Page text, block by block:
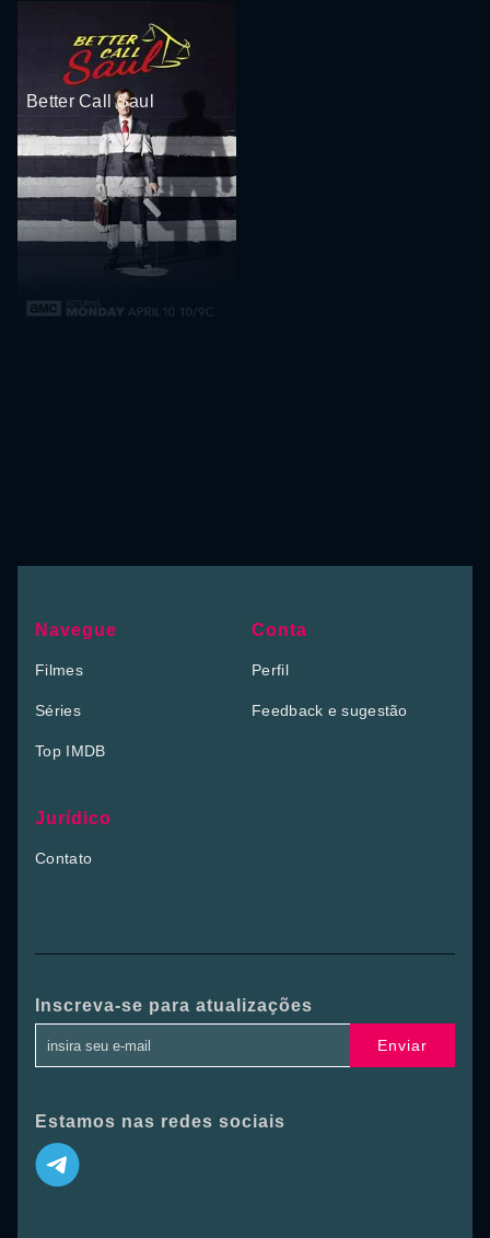
Better Call Saul
Navegue
Filmes
Séries
Top IMDB
Conta
Perfil
Feedback e sugestão
Jurídico
Contato
Inscreva-se para atualizações
Enviar
Estamos nas redes sociais